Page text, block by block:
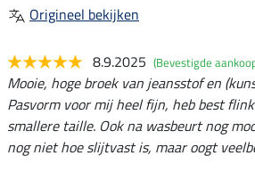
Origineel bekijken
8.9.2025 (Bevestigde
Mooie, hoge broek van jeansstof en
Pasvorm voor mij heel fijn, heb best
smallere taille. Ook na wasbeurt nog
nog niet hoe slijtvast is, maar oogt